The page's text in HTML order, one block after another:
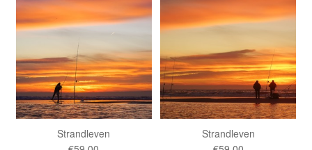
Strandleven
Strandleven